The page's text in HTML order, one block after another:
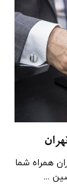
همراه شما
...